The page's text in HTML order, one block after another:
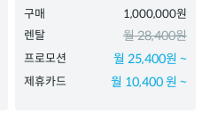
구매
1,000,000원
렌탈
월 28,400원
프로모션 월 25,400원 ~
제휴카드 월 10,400 원 ~